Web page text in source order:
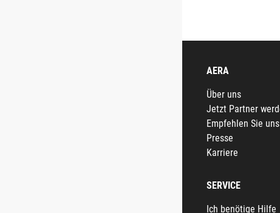
AERA
Über uns
Jetzt Partner
Empfehlen Sie
Presse
Karriere
SERVICE
Ich benötige Hilfe